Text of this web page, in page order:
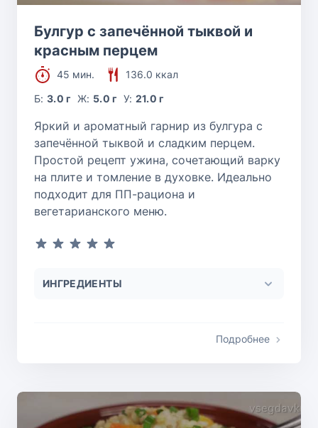
Булгур с запечённой тыквой и
красным перцем
45 мин.
136.0 ккал
Б:3.0 г Ж: 5.0 г У: 21.0 г
Яркий и ароматный гарнир из булгура с
запечённой тыквой и сладким перцем.
Простой рецепт ужина, сочетающий варку
на плите и томление в духовке. Идеально
подходит для ПП-рациона и
вегетарианского меню.
ИНГРЕДИЕНТЫ
Подробнее